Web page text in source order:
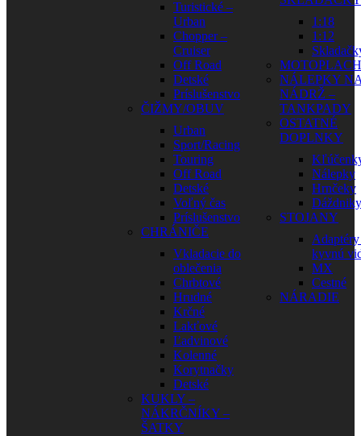
Turistické –
Urban
Chopper –
Cruiser
Off Road
Detské
Príslušenstvo
ČIŽMY/OBUV
Urban
Sport/Racing
Touring
Off Road
Detské
Voľný čas
Príslušenstvo
CHRÁNIČE
Vkladacie do
oblečenia
Chrbtové
Hrudné
Krčné
Lakťové
Ľadvinové
Kolenné
Korytnačky
Detské
KUKLY –
NÁKRČNÍKY –
ŠATKY
1:18
1:12
NÁLEPKY
NÁDRŽ –
TANKPADY
OSTATNÉ
DOPLNKY
Nálepky
Hrnčeky
Dáždniky
STOJANY
kyvnú
MX
Cestné
NÁRADIE